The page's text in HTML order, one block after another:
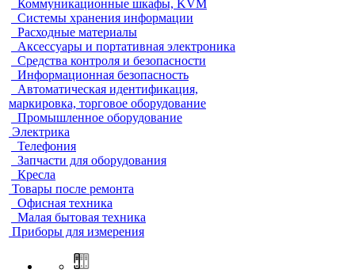
Коммуникационные шкафы, KVM
Системы хранения информации
Расходные материалы
Аксессуары и портативная электроника
Средства контроля и безопасности
Информационная безопасность
Автоматическая идентификация,
маркировка, торговое оборудование
Промышленное оборудование
Электрика
Телефония
Запчасти для оборудования
Кресла
Товары после ремонта
Офисная техника
Малая бытовая техника
Приборы для измерения